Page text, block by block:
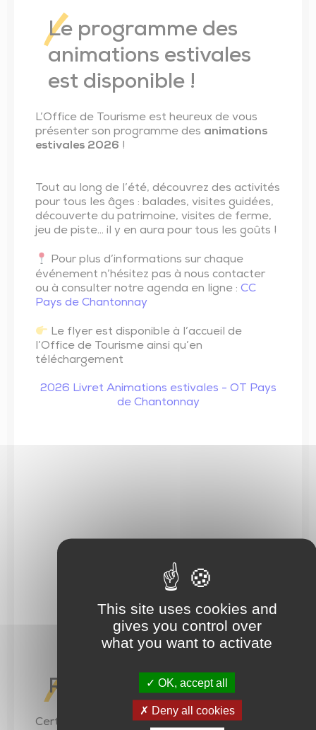
Le programme des
animations estivales
est disponible !
L’Office de Tourisme est heureux de vous
présenter son programme des animations
estivales 2026 !
Tout au long de l’été, découvrez des activités
pour tous les âges : balades, visites guidées,
découverte du patrimoine, visites de ferme,
jeu de piste… il y en aura pour tous les goûts !
Pour plus d’informations sur chaque
événement n’hésitez pas à nous contacter
ou à consulter notre agenda en ligne : CC
Pays de Chantonnay
Le flyer est disponible à l’accueil de
l’Office de Tourisme ainsi qu’en
téléchargement
2026 Livret Animations estivales - OT Pays
de Chantonnay
Lire plus de publications sur Calaméo
Réservation
Certaines animations sont sur réservation :
This site uses cookies and
gives you control over
what you want to activate
OK, accept all
Deny all cookies